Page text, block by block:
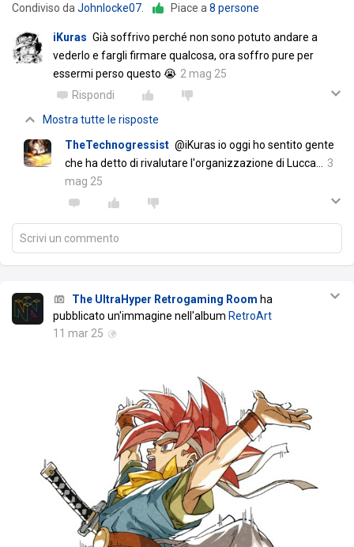
Condiviso da Johnlocke07 Piace a 8 persone
iKuras Già soffrivo perché non sono potuto andare a
vederlo e fargli firmare qualcosa, ora soffro pure per
essermi perso questo 😭 2 mag 25
Rispondi
Mostra tutte le risposte
TheTechnogressist @iKuras io oggi ho sentito gente
che ha detto di rivalutare l'organizzazione di Lucca...
3
mag 25
Scrivi un commento
The UltraHyper Retrogaming Room ha
pubblicato un'immagine nell'album RetroArt
11 mar 25